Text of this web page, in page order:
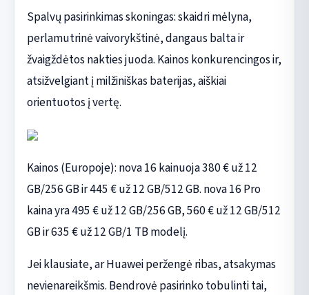
Spalvų pasirinkimas skoningas: skaidri mėlyna,
perlamutrinė vaivorykštinė, dangaus balta ir
žvaigždėtos nakties juoda. Kainos konkurencingos ir,
atsižvelgiant į milžiniškas baterijas, aiškiai
orientuotos į vertę.
Kainos (Europoje): nova 16 kainuoja 380 € už 12
GB/256 GB ir 445 € už 12 GB/512 GB. nova 16 Pro
kaina yra 495 € už 12 GB/256 GB, 560 € už 12 GB/512
GB ir 635 € už 12 GB/1 TB modelį.
Jei klausiate, ar Huawei peržengė ribas, atsakymas
nevienareikšmis. Bendrovė pasirinko tobulinti tai,